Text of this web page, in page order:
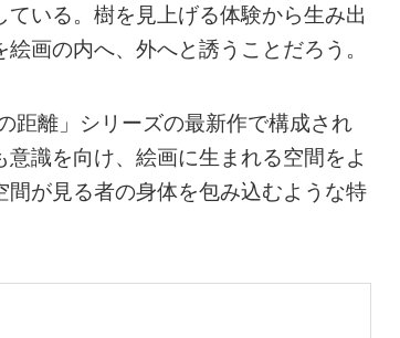
いる。樹を見上げる体験から生み出
画の内へ、外へと誘うことだろう。
距離」シリーズの最新作で構成され
識を向け、絵画に生まれる空間をよ
が見る者の身体を包み込むような特